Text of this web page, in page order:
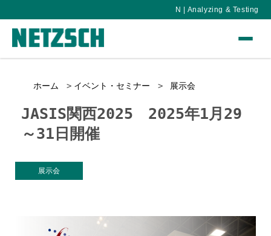
N | Analyzing & Testing
ホーム イベント・セミナー 展示会
JASIS関西2025 2025年1月29
～31日開催
展示会